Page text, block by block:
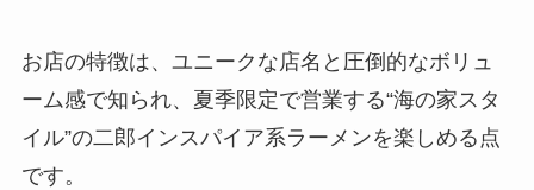
お店の特徴は、ユニークな店名と圧倒的なボリュ
ーム感で知られ、夏季限定で営業する“海の家スタ
イル”の二郎インスパイア系ラーメンを楽しめる点
です。